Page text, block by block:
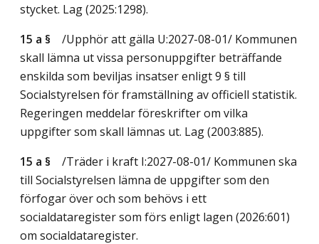
stycket. Lag (2025:1298).
15 a §
/Upphör att gälla U:2027-08-01/ Kommunen
skall lämna ut vissa personuppgifter beträffande
enskilda som beviljas insatser enligt 9 § till
Socialstyrelsen för framställning av officiell statistik.
Regeringen meddelar föreskrifter om vilka
uppgifter som skall lämnas ut. Lag (2003:885).
15 a §
/Träder i kraft I:2027-08-01/ Kommunen ska
till Socialstyrelsen lämna de uppgifter som den
förfogar över och som behövs i ett
socialdataregister som förs enligt lagen (2026:601)
om socialdataregister.